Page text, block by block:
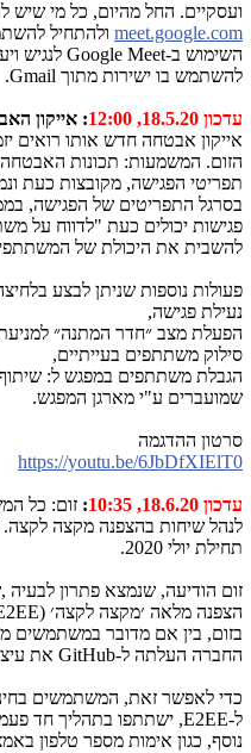
ועסקיים. החל מהיום, כל מי שיש
meet.google.com ולהתחיל
השימוש ב-Google Meet לנגיש
להשתמש בו ישירות מתוך Gmail
.
עדכון 18.5.20, 12:00 : אייקון
אייקון אבטחה חדש אותו רואים
הזום. המשמעות: תכונות
תפריטי הפגישה, מקובצות כעת
בסרגל התפריטים של הפגישה,
פגישות יכולים כעת "לדווח על
להשבית את היכולת של
פעולות נוספות שניתן לבצע
נעילת פגישה,
הפעלת מצב ״חדר המתנה״ למניעת
סילוק משתתפים בעייתיים,
הגבלת משתתפים במפגש ל: שיתוף
שמועברים ע"י מארגן המפגש.
סרטון ההדגמה
https://youtu.be/6JbDfXIElT0
עדכון 18.6.20, 10:35 : זום: כל
לנהל שיחות בהצפנה מקצה
תחילת יולי 2020.
זום הודיעה, שנמצא פתרון
הצפנה מלאה ׳מקצה לקצה׳ (
בזום, בין אם מדובר במשתמשים
החברה העלתה ל-GitHub את
כדי לאפשר זאת, המשתמשים
ל-E2EE, ישתתפו בתהליך חד
נוסף, כגון אימות מספר טלפון